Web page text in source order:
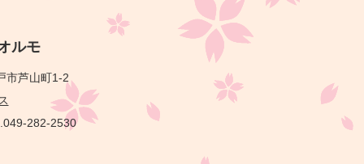
ルモ
市芦山町1-2
282-2530